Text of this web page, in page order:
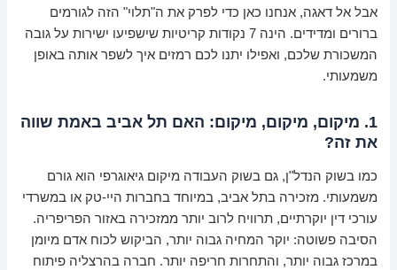
אבל אל דאגה, אנחנו כאן כדי לפרק את ה"תלוי" הזה לגורמים
ברורים ומדידים. הינה 7 נקודות קריטיות שישפיעו ישירות על גובה
המשכורת שלכם, ואפילו יתנו לכם רמזים איך לשפר אותה באופן
משמעותי.
1. מיקום, מיקום, מיקום: האם תל אביב באמת שווה
את זה?
כמו בשוק הנדל"ן, גם בשוק העבודה מיקום גיאוגרפי הוא גורם
משמעותי. מזכירה בתל אביב, במיוחד בחברות היי-טק או במשרדי
עורכי דין יוקרתיים, תרוויח לרוב יותר ממזכירה באזור הפריפריה.
הסיבה פשוטה: יוקר המחיה גבוה יותר, הביקוש לכוח אדם מיומן
במרכז גבוה יותר, והתחרות חריפה יותר. חברה בהרצליה פיתוח